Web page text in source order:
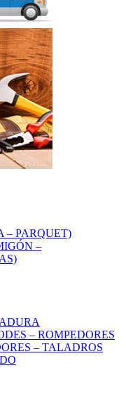
– PARQUET)
–
– ROMPEDORES
– TALADROS